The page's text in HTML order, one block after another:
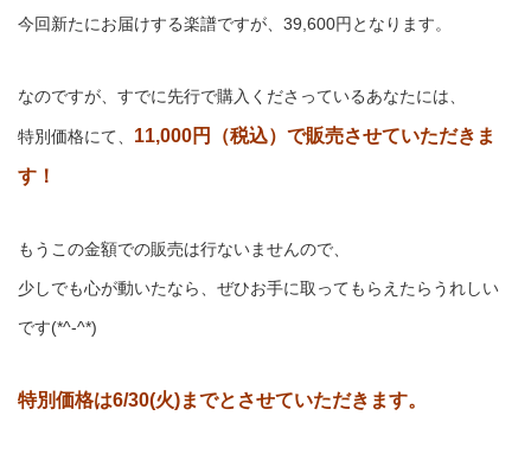
今回新たにお届けする楽譜ですが、39,600円となります。
なのですが、すでに先行で購入くださっているあなたには、
特別価格にて、 11,000円（税込）で販売させていただきま
す！
もうこの金額での販売は行ないませんので、
少しでも心が動いたなら、ぜひお手に取ってもらえたらうれしい
です(*^-^*)
特別価格は6/30(火)までとさせていただきます。